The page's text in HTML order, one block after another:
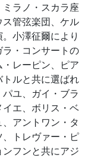
ラノ・スカラ座
管弦楽団、ケル
小澤征爾により
・コンサートの
レーピン、ピア
ルと共に選ばれ
ユ、ガイ・ブラ
エ、ボリス・ベ
アントワン・タ
トレヴァー・ピ
フンと共にアジ